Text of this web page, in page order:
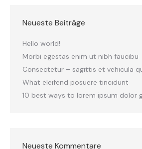
Neueste Beiträge
Hello world!
Morbi egestas enim ut nibh faucibu
Consectetur – sagittis et vehicula
What eleifend posuere tincidunt
10 best ways to lorem ipsum dolor
Neueste Kommentare